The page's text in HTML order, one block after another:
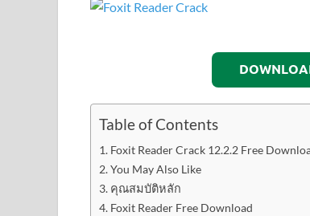
Table of Contents
Foxit Reader Crack 12.2.2 Free
You May Also Like
คุณสมบัติหลัก
Foxit Reader Free Download